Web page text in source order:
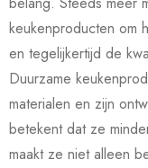
keukenproducten om
en tegelijkertijd de
Duurzame
materialen en zijn
betekent dat ze
maakt ze niet alleen